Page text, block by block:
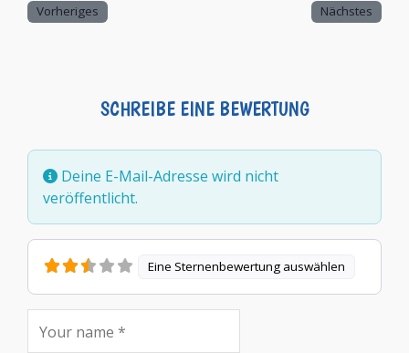
Vorheriges Nächstes
SCHREIBE EINE BEWERTUNG
Deine E-Mail-Adresse wird nicht
veröffentlicht.
Eine Sternenbewertung auswählen